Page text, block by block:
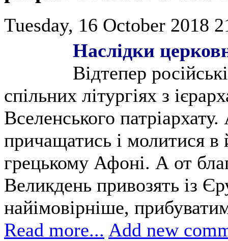
Tuesday, 16 October 2018
Наслідки
Відтепер
спільних літургіях з
Вселенського
причащатись і молитися в
грецькому Афоні. А от
Великдень привозять із
найімовірніше,
Read more... Add new